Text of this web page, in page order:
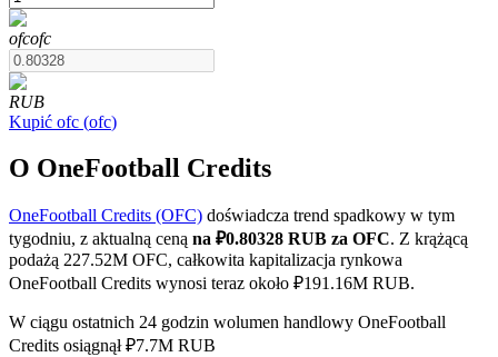
Kontrakty terminowe COIN-M
Kontrakty terminowe na kryptowaluty
TradFi
ofcofc
RUB
Kupić ofc (ofc)
O OneFootball Credits
OneFootball Credits (OFC) doświadcza trend spadkowy w tym
tygodniu, z aktualną ceną na ₽0.80328 RUB za OFC. Z krążącą
podażą 227.52M OFC, całkowita kapitalizacja rynkowa
OneFootball Credits wynosi teraz około ₽191.16M RUB.
W ciągu ostatnich 24 godzin wolumen handlowy OneFootball
Credits osiągnął ₽7.7M RUB